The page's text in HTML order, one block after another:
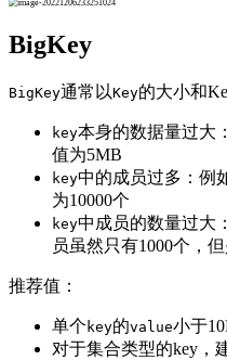
BigKey
BigKey通常以Key的大小和
key本身的数据量过大
值为5MB
key中的成员过多：例
为10000个
key中成员的数量过大
员虽然只有1000个，
推荐值：
单个 key的value小于
对于集合类型的key，